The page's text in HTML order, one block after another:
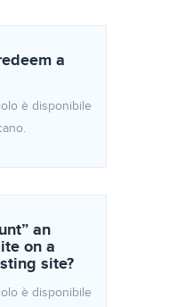
a
è disponibile
an
on a
site?
è disponibile